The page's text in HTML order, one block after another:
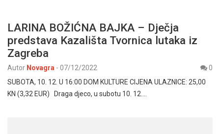
LARINA BOŽIĆNA BAJKA – Dječja
predstava Kazališta Tvornica lutaka iz
Zagreba
Autor Novagra - 07/12/2022
0
SUBOTA, 10. 12. U 16:00 DOM KULTURE CIJENA ULAZNICE: 25,00
KN (3,32 EUR) Draga djeco, u subotu 10. 12.…